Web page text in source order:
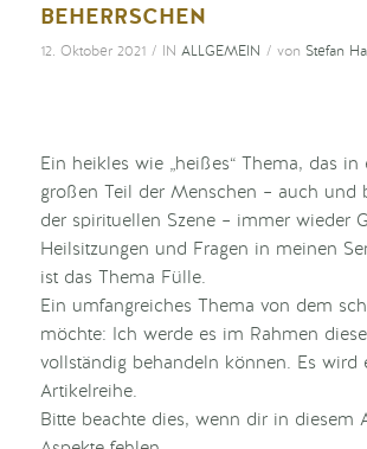
beherrschen
12. Oktober 2021 / IN ALLGEMEIN / von Stefan
Ein heikles wie „heißes“ Thema, das in
großen Teil der Menschen – auch und
der spirituellen Szene – immer wieder
Heilsitzungen und Fragen in meinen
ist das Thema Fülle.
Ein umfangreiches Thema von dem
möchte: Ich werde es im Rahmen
vollständig behandeln können. Es wird
Artikelreihe.
Bitte beachte dies, wenn dir in diesem